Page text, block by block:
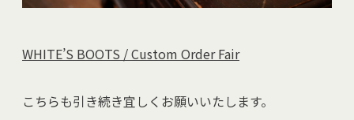
WHITE’S BOOTS / Custom Order Fair
こちらも引き続き宜しくお願いいたします。